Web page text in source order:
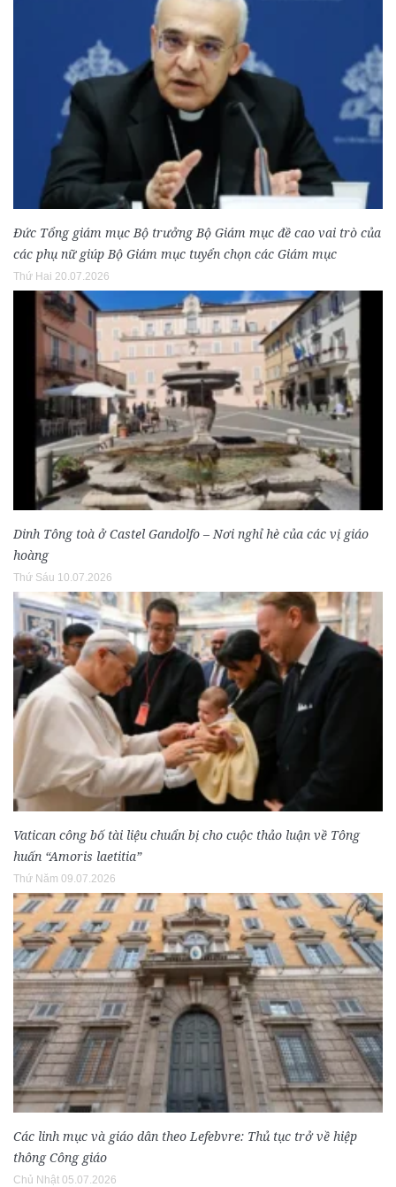
Đức Tổng giám mục Bộ trưởng Bộ Giám mục đề cao vai trò của
các phụ nữ giúp Bộ Giám mục tuyển chọn các Giám mục
Thứ Hai 20.07.2026
Dinh Tông toà ở Castel Gandolfo – Nơi nghỉ hè của các vị giáo
hoàng
Thứ Sáu 10.07.2026
Vatican công bố tài liệu chuẩn bị cho cuộc thảo luận về Tông
huấn “Amoris laetitia”
Thứ Năm 09.07.2026
Các linh mục và giáo dân theo Lefebvre: Thủ tục trở về hiệp
thông Công giáo
Chủ Nhật 05.07.2026